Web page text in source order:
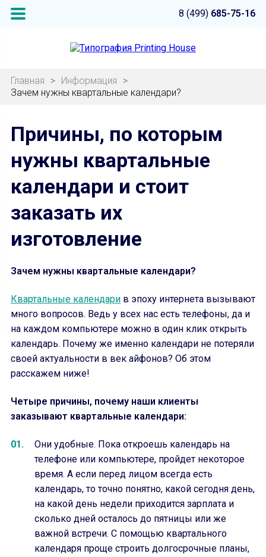
8 (499) 685-75-16
Главная > Информация
>
Зачем нужны квартальные календари?
Причины, по которым
нужны квартальные
календари и стоит
заказать их
изготовление
Зачем нужны квартальные календари?
Квартальные календари в эпоху интернета вызывают
много вопросов. Ведь у всех нас есть телефоны, да и
на каждом компьютере можно в один клик открыть
календарь. Почему же именно календари не потеряли
своей актуальности в век айфонов? Об этом
расскажем ниже!
Четыре причины, почему наши клиенты
заказывают квартальные календари:
Они удобные. Пока откроешь календарь на
телефоне или компьютере, пройдет некоторое
время. А если перед лицом всегда есть
календарь, то точно понятно, какой сегодня день,
на какой день недели приходится зарплата и
сколько дней осталось до пятницы или же
важной встречи. С помощью квартального
календаря проще строить долгосрочные планы,